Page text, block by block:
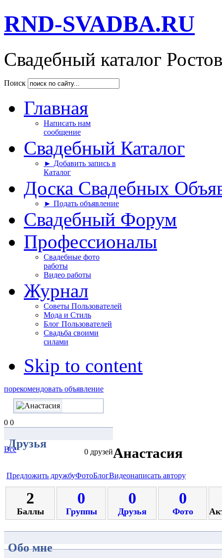
RND-SVADBA.RU
Свадебный каталог
Поиск
Главная
Написать нам
сообщение
Свадебный Каталог
► Добавить запись в
Каталог
Доска Свадебных
► Подать объявление
Свадебный Форум
Профессионалы
Свадебные фото
работы
Видео работы
Журнал
Советы Пользователей
Мода и Стиль
Блог Пользователей
Свадьба своими
силами
Skip to content
порекомендовать объявление
0 0
Друзья
Все 0 друзейАнастасия
Предложить дружбуФотоБлогВидеонаписать автору
2
Баллы
0
Группы
0
Друзья
0
Фото
Обо мне